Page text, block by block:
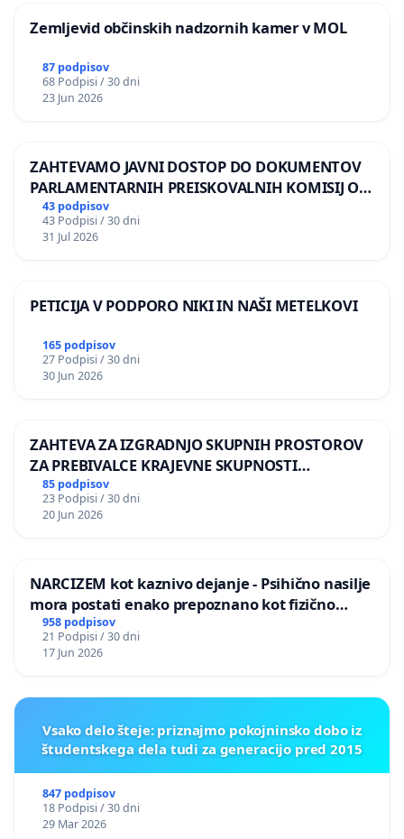
Zemljevid občinskih nadzornih kamer v MOL
87 podpisov
68 Podpisi / 30 dni
23 Jun 2026
ZAHTEVAMO JAVNI DOSTOP DO DOKUMENTOV
PARLAMENTARNIH PREISKOVALNIH KOMISIJ O
ILEGALNI TRGOVINI Z OROŽJEM
43 podpisov
43 Podpisi / 30 dni
31 Jul 2026
PETICIJA V PODPORO NIKI IN NAŠI METELKOVI
165 podpisov
27 Podpisi / 30 dni
30 Jun 2026
ZAHTEVA ZA IZGRADNJO SKUPNIH PROSTOROV
ZA PREBIVALCE KRAJEVNE SKUPNOSTI
PRESTRANEK
85 podpisov
23 Podpisi / 30 dni
20 Jun 2026
NARCIZEM kot kaznivo dejanje - Psihično nasilje
mora postati enako prepoznano kot fizično
nasilje
958 podpisov
21 Podpisi / 30 dni
17 Jun 2026
Vsako delo šteje: priznajmo pokojninsko dobo iz
študentskega dela tudi za generacijo pred 2015
847 podpisov
18 Podpisi / 30 dni
29 Mar 2026